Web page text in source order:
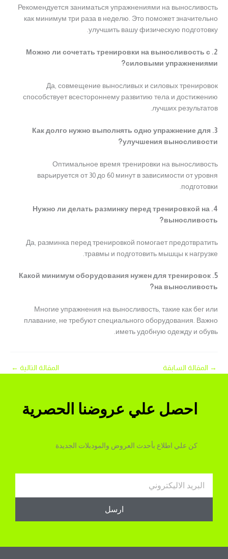
Рекомендуется заниматься упражнениями на выносливость
как минимум три раза в неделю. Это поможет значительно
улучшить вашу физическую подготовку.
2. Можно ли сочетать тренировки на выносливость с
силовыми упражнениями?
Да, совмещение выносливых и силовых тренировок
способствует всестороннему развитию тела и достижению
лучших результатов.
3. Как долго нужно выполнять одно упражнение для
улучшения выносливости?
Оптимальное время тренировки на выносливость
варьируется от 30 до 60 минут в зависимости от уровня
подготовки.
4. Нужно ли делать разминку перед тренировкой на
выносливость?
Да, разминка перед тренировкой помогает предотвратить
травмы и подготовить мышцы к нагрузке.
5. Какой минимум оборудования нужен для тренировок
на выносливость?
Многие упражнения на выносливость, такие как бег или
плавание, не требуют специального оборудования. Важно
иметь удобную одежду и обувь.
→ المقالة السابقة المقالة التالية ←
احصل علي عروضنا الحصرية
كن علي اطلاع بأحدث العروض والمودبلات الجديدة
ارسل